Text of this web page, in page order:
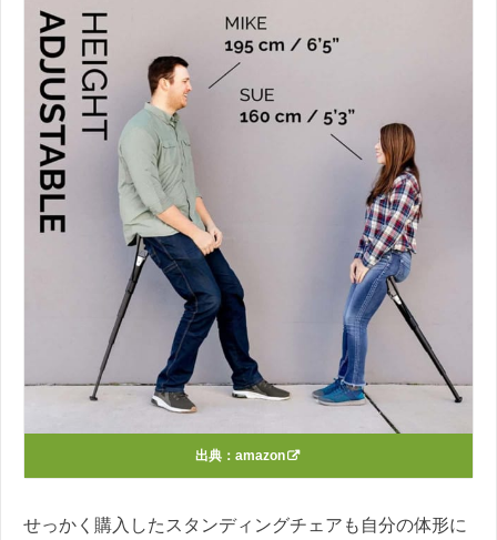
出典： amazon
せっかく購入したスタンディングチェアも自分の体形に